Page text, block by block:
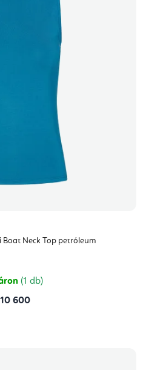
Boat Neck Top petróleum
(1 db)
600